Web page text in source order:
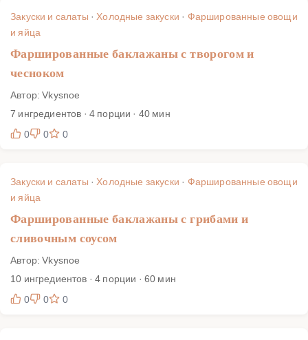
Закуски и салаты ·Холодные закуски · Фаршированные овощи
и яйца
Фаршированные баклажаны с творогом и
чесноком
Автор: Vkysnoe
7 ингредиентов · 4 порции · 40 мин
0
0 0
Закуски и салаты ·Холодные закуски · Фаршированные овощи
и яйца
Фаршированные баклажаны с грибами и
сливочным соусом
Автор: Vkysnoe
10 ингредиентов · 4 порции · 60 мин
0
0 0